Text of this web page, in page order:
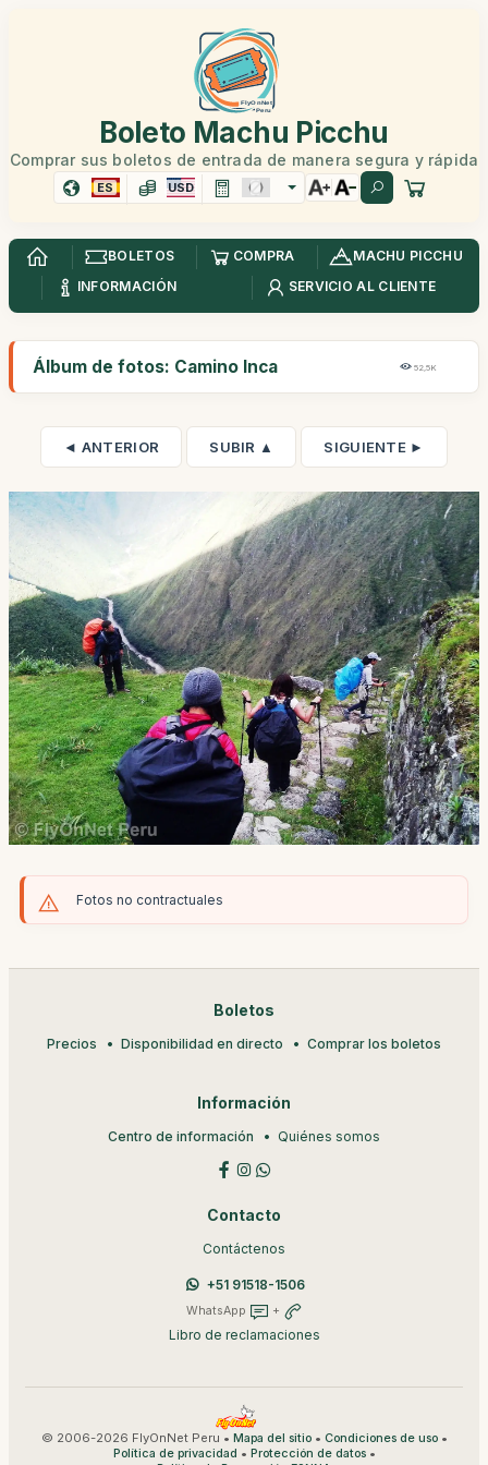
Boleto Machu Picchu
Comprar sus boletos de entrada de manera segura y rápida
ES USD
BOLETOS COMPRA
MACHU PICCHU
INFORMACIÓN
SERVICIO AL CLIENTE
Álbum de fotos: Camino Inca 52,5K
◄ ANTERIOR SUBIR ▲ SIGUIENTE ►
Fotos no contractuales
Boletos
Precios Disponibilidad en directo Comprar los boletos
Información
Centro de información Quiénes somos
Contacto
Contáctenos
+51 91518-1506
WhatsApp +
Libro de reclamaciones
© 2006-2026 FlyOnNet Peru • Mapa del sitio• Condiciones de uso•
Política de privacidad • Protección de datos•